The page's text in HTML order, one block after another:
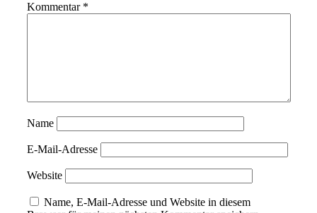
Kommentar *
Name
E-Mail-Adresse
Website
Name, E-Mail-Adresse und Website in diesem